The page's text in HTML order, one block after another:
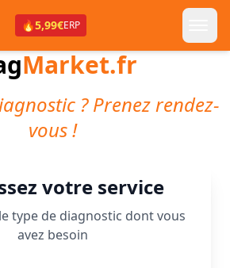
🔥5,99€ERP
Market.fr
? Prenez rendez-
vous !
votre service
type de diagnostic dont vous
avez besoin